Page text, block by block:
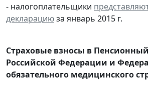
- налогоплательщики
декларациюза январь 2015 г.
Страховые взносы в
Российской Федерации и
обязательного медицинского